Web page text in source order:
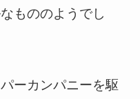
もののようでし
ーカンパニーを駆